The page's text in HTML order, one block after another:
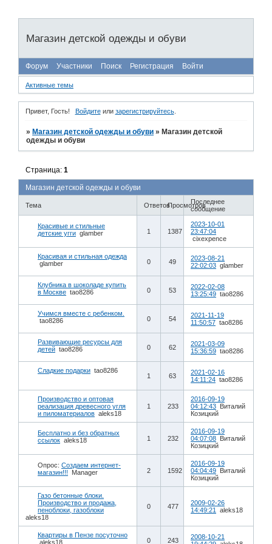
Магазин детской одежды и обуви
Форум Участники Поиск Регистрация Войти
Активные темы
Привет, Гость! Войдитеили зарегистрируйтесь.
» Магазин детской одежды и обуви » Магазин детской
одежды и обуви
Магазин детской одежды и обуви
Страница:1
Тема ОтветовПросмотровПоследнее
сообщение
Красивые и стильные
детские угги glamber 1 1387
2023-10-01
23:47:04
cixexpence
Красивая и стильная одежда
glamber
0 49
2023-08-21
22:02:03 glamber
Клубника в шоколаде купить
в Москве tao8286 0 53
2022-02-08
13:25:49 tao8286
Учимся вместе с ребенком.
tao8286
0 54
2021-11-19
11:50:57 tao8286
Развивающие ресурсы для
детей tao8286 0 62
2021-03-09
15:36:59 tao8286
Сладкие подарки tao8286
1 63
2021-02-16
14:11:24 tao8286
Производство и оптовая
реализация древесного угля
и пиломатериалов aleks18
1 233
2016-09-19
04:12:43 Виталий
Козицкий
Бесплатно и без обратных
ссылок aleks18 1 232
2016-09-19
04:07:08 Виталий
Козицкий
Опрос: Создаем интернет-
магазин!!!
Manager 2 1592
2016-09-19
04:04:49 Виталий
Козицкий
Газо бетонные блоки.
Производство и продажа,
пеноблоки, газоблоки
aleks18
0 477
2009-02-26
14:49:21
aleks18
Квартиры в Пензе посуточно
aleks18
0 243
2008-10-21